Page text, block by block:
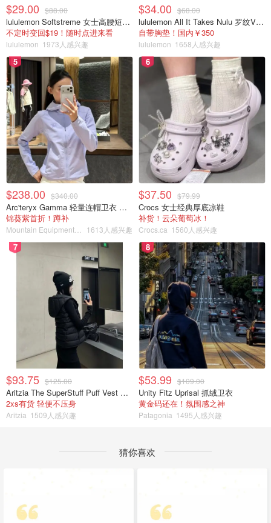
$29.00 $88.00
lululemon Softstreme 女士高腰短裤 10cm
不定时变回$19！随时点进来看
lululemon 1973人感兴趣
$34.00 $68.00
lululemon All It Takes Nulu 罗纹V领短袖T恤
自带胸垫！国内￥350
lululemon 1658人感兴趣
5
$238.00 $340.00
Arc'teryx Gamma 轻量连帽卫衣 女款
锦葵紫首折！蹲补
1613人感兴趣
6
$37.50 $79.99
Crocs 女士经典厚底凉鞋
补货！云朵葡萄冰！
Crocs.ca 1560人感兴趣
7
$93.75 $125.00
Aritzia The SuperStuff Puff Vest 轻盈亮面马甲
2xs有货 轻便不压身
Aritzia 1509人感兴趣
8
$53.99 $109.00
Unity Fitz Uprisal 抓绒卫衣
黄金码还在！氛围感之神
Patagonia 1495人感兴趣
猜你喜欢